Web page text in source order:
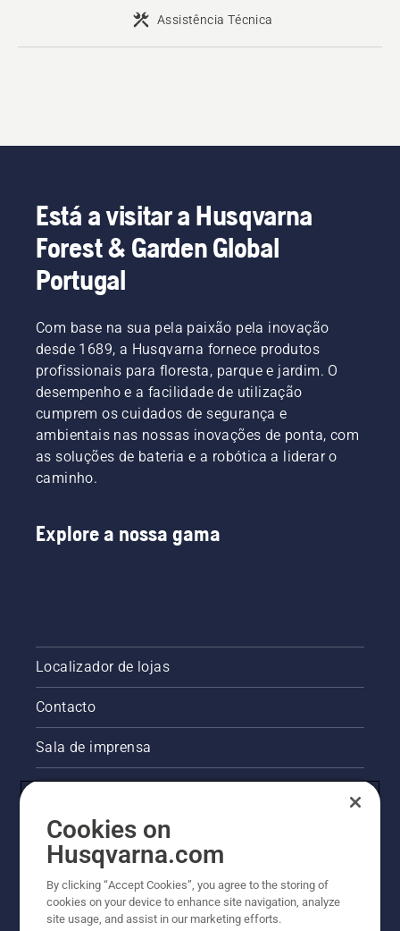
Assistência Técnica
Está a visitar a Husqvarna
Forest & Garden Global
Portugal
Com base na sua pela paixão pela inovação
desde 1689, a Husqvarna fornece produtos
profissionais para floresta, parque e jardim. O
desempenho e a facilidade de utilização
cumprem os cuidados de segurança e
ambientais nas nossas inovações de ponta, com
as soluções de bateria e a robótica a liderar o
caminho.
Explore a nossa gama
Localizador de lojas
Contacto
Sala de imprensa
Outros websites da Husqvarna
A abordagem da Husqvarna à sustentabilidade
Cookies on
Husqvarna.com
By clicking “Accept Cookies”, you agree to the storing of
cookies on your device to enhance site navigation, analyze
site usage, and assist in our marketing efforts.